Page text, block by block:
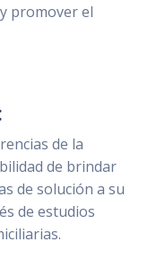
promover el
de la
de brindar
de solución a su
de estudios